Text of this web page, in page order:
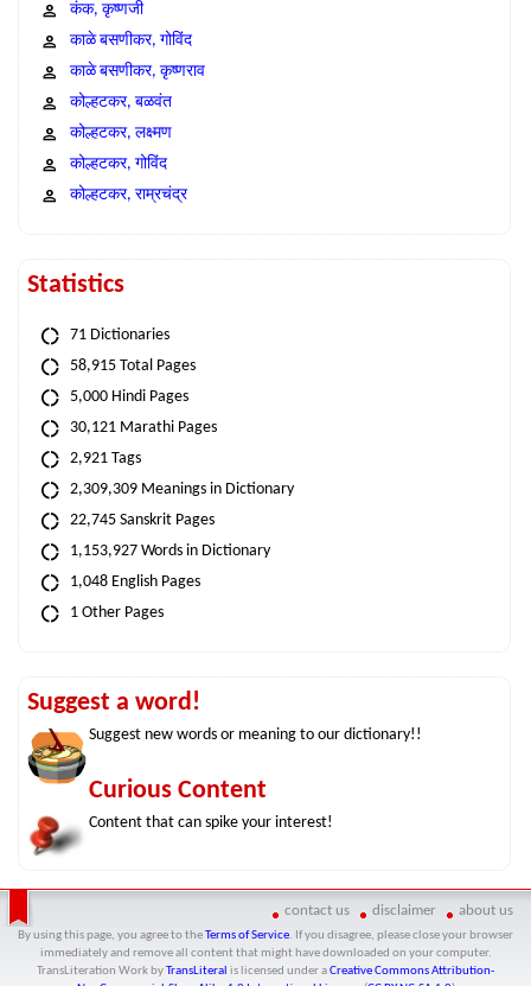
कंक, कृष्णजी
काळे बसणीकर, गोविंद
काळे बसणीकर, कृष्णराव
कोल्हटकर, बळवंत
कोल्हटकर, लक्ष्मण
कोल्हटकर, गोविंद
कोल्हटकर, राम्रचंद्र
Statistics
71 Dictionaries
58,915 Total Pages
5,000 Hindi Pages
30,121 Marathi Pages
2,921 Tags
2,309,309 Meanings in Dictionary
22,745 Sanskrit Pages
1,153,927 Words in Dictionary
1,048 English Pages
1 Other Pages
Suggest a word!
Suggest new words or meaning to our dictionary!!
Curious Content
Content that can spike your interest!
contact us disclaimer about us
By using this page, you agree to the Terms of Service. If you disagree, please close your browser
immediately and remove all content that might have downloaded on your computer.
TransLiteration Workby TransLiteral is licensed under aCreative Commons Attribution-